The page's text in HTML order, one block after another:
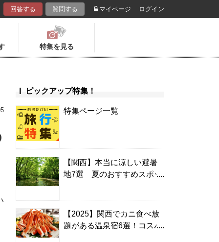
回答する 質問する マイページ ログイン
特集を見る
ピックアップ特集！
特集ページ一覧
【関西】本当に涼しい避暑
地7選 夏のおすすめスポッ
【2025】関西でカニ食べ放
題がある温泉宿6選！コスパ